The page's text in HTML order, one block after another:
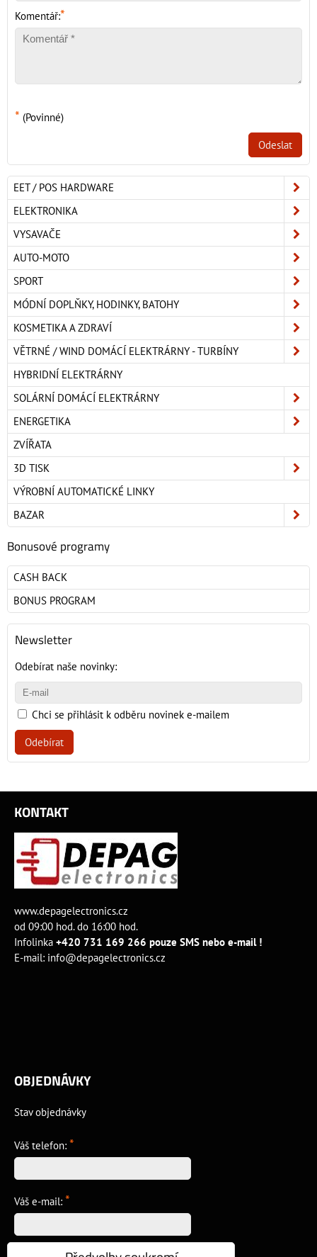
Komentář:*
* (Povinné)
Odeslat
EET / POS HARDWARE
ELEKTRONIKA
VYSAVAČE
AUTO-MOTO
SPORT
MÓDNÍ DOPLŇKY, HODINKY, BATOHY
KOSMETIKA A ZDRAVÍ
VĚTRNÉ / WIND DOMÁCÍ ELEKTRÁRNY - TURBÍNY
HYBRIDNÍ ELEKTRÁRNY
SOLÁRNÍ DOMÁCÍ ELEKTRÁRNY
ENERGETIKA
ZVÍŘATA
3D TISK
VÝROBNÍ AUTOMATICKÉ LINKY
BAZAR
Bonusové programy
CASH BACK
BONUS PROGRAM
Newsletter
Odebírat naše novinky:
Chci se přihlásit k odběru novinek e-mailem
Odebírat
KONTAKT
www.depagelectronics.cz
od 09:00 hod. do 16:00 hod.
Infolinka +420 731 169 266 pouze SMS nebo e-mail !
E-mail: info@depagelectronics.cz
OBJEDNÁVKY
Stav objednávky
Váš telefon: *
Váš e-mail: *